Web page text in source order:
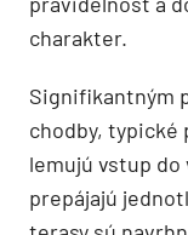
charakter.
Signifikantným
chodby,
lemujú vstup
prepájajú